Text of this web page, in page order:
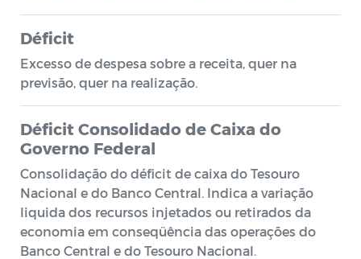
Déficit
Excesso de despesa sobre a receita, quer na
previsão, quer na realização.
Déficit Consolidado de Caixa do
Governo Federal
Consolidação do déficit de caixa do Tesouro
Nacional e do Banco Central. Indica a variação
liquida dos recursos injetados ou retirados da
economia em conseqüência das operações do
Banco Central e do Tesouro Nacional.